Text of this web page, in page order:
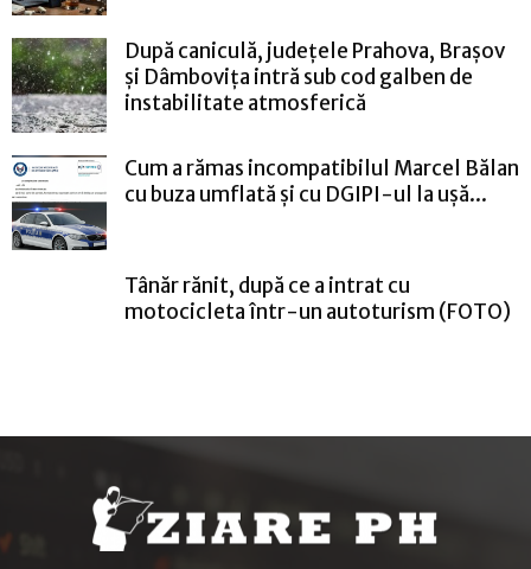
După caniculă, județele Prahova, Brașov
și Dâmbovița intră sub cod galben de
instabilitate atmosferică
Cum a rămas incompatibilul Marcel Bălan
cu buza umflată și cu DGIPI-ul la ușă...
Tânăr rănit, după ce a intrat cu
motocicleta într-un autoturism (FOTO)